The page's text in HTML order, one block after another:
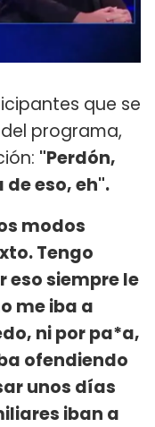
que se
programa,
"Perdón,
eso, eh".
modos
Tengo
siempre le
me iba a
ni por pa*a,
ofendiendo
unos días
iban a